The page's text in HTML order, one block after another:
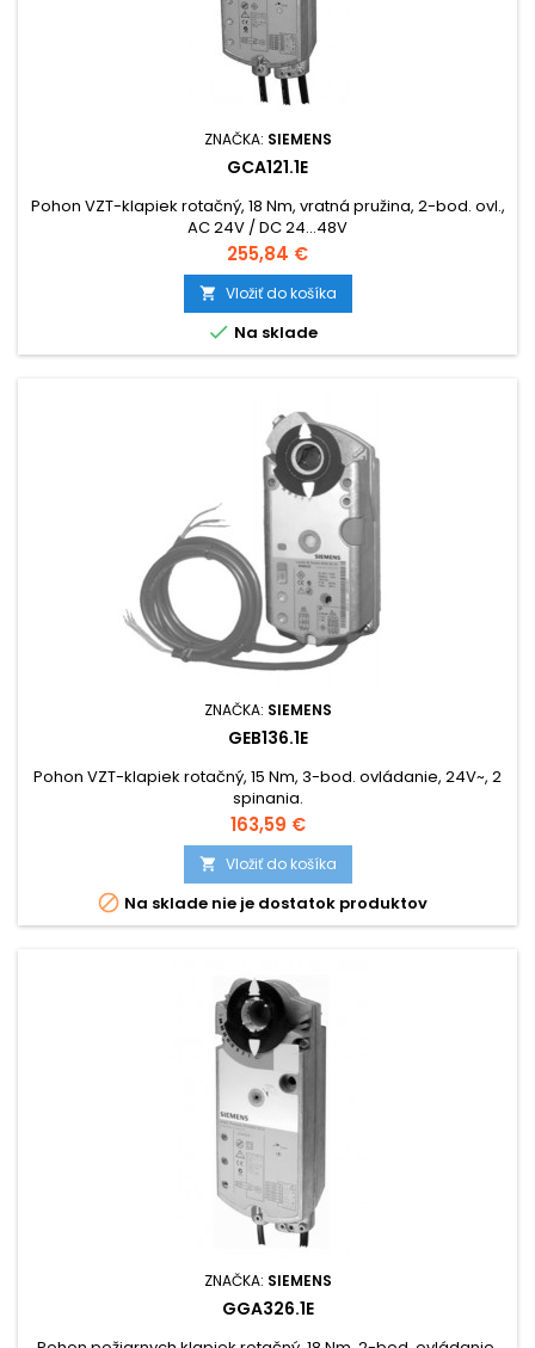
ZNAČKA: SIEMENS
GCA121.1E
Pohon VZT-klapiek rotačný, 18 Nm, vratná pružina, 2-bod. ovl.,
AC 24V / DC 24...48V
Cena
255,84 €
 Vložiť do košíka
 Na sklade
ZNAČKA: SIEMENS
GEB136.1E
Pohon VZT-klapiek rotačný, 15 Nm, 3-bod. ovládanie, 24V~, 2
spinania.
Cena
163,59 €
 Vložiť do košíka
 Na sklade nie je dostatok produktov
ZNAČKA: SIEMENS
GGA326.1E